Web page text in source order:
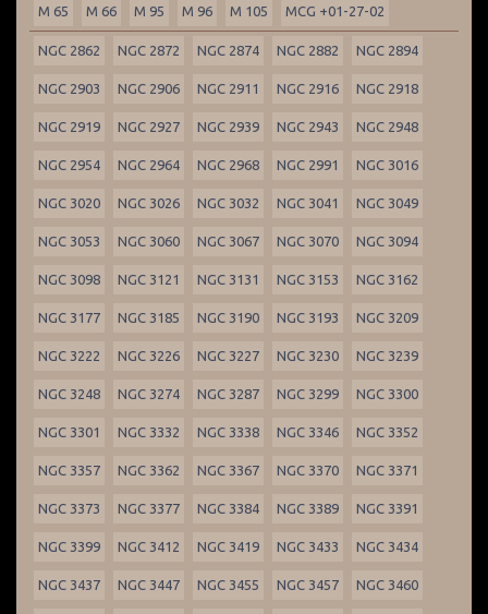
M 65 M 66 M 95 M 96 M 105 MCG +01-27-02
NGC 2862 NGC 2872 NGC 2874 NGC 2882 NGC 2894
NGC 2903 NGC 2906 NGC 2911 NGC 2916 NGC 2918
NGC 2919 NGC 2927 NGC 2939 NGC 2943 NGC 2948
NGC 2954 NGC 2964 NGC 2968 NGC 2991 NGC 3016
NGC 3020 NGC 3026 NGC 3032 NGC 3041 NGC 3049
NGC 3053 NGC 3060 NGC 3067 NGC 3070 NGC 3094
NGC 3098 NGC 3121 NGC 3131 NGC 3153 NGC 3162
NGC 3177 NGC 3185 NGC 3190 NGC 3193 NGC 3209
NGC 3222 NGC 3226 NGC 3227 NGC 3230 NGC 3239
NGC 3248 NGC 3274 NGC 3287 NGC 3299 NGC 3300
NGC 3301 NGC 3332 NGC 3338 NGC 3346 NGC 3352
NGC 3357 NGC 3362 NGC 3367 NGC 3370 NGC 3371
NGC 3373 NGC 3377 NGC 3384 NGC 3389 NGC 3391
NGC 3399 NGC 3412 NGC 3419 NGC 3433 NGC 3434
NGC 3437 NGC 3447 NGC 3455 NGC 3457 NGC 3460